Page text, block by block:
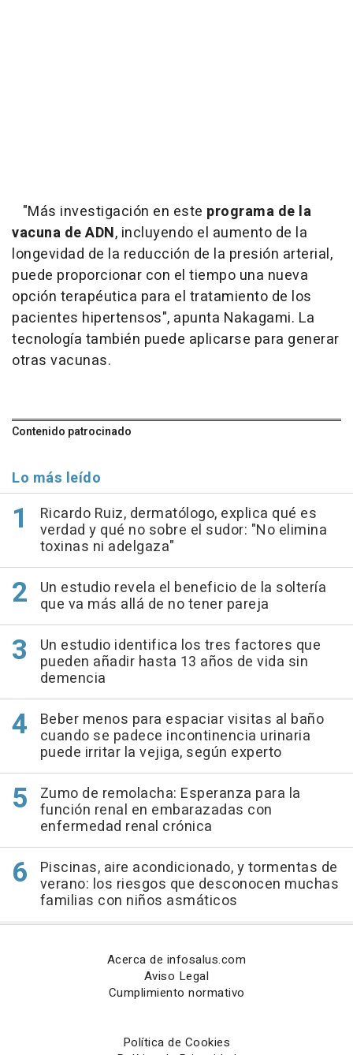
"Más investigación en este programa de la
vacuna de ADN, incluyendo el aumento de la
longevidad de la reducción de la presión arterial,
puede proporcionar con el tiempo una nueva
opción terapéutica para el tratamiento de los
pacientes hipertensos", apunta Nakagami. La
tecnología también puede aplicarse para generar
otras vacunas.
Contenido patrocinado
Lo más leído
Ricardo Ruiz, dermatólogo, explica qué es
verdad y qué no sobre el sudor: "No elimina
toxinas ni adelgaza"
Un estudio revela el beneficio de la soltería
que va más allá de no tener pareja
Un estudio identifica los tres factores que
pueden añadir hasta 13 años de vida sin
demencia
Beber menos para espaciar visitas al baño
cuando se padece incontinencia urinaria
puede irritar la vejiga, según experto
Zumo de remolacha: Esperanza para la
función renal en embarazadas con
enfermedad renal crónica
Piscinas, aire acondicionado, y tormentas de
verano: los riesgos que desconocen muchas
familias con niños asmáticos
Acerca de infosalus.com
Aviso Legal
Cumplimiento normativo
Política de Cookies